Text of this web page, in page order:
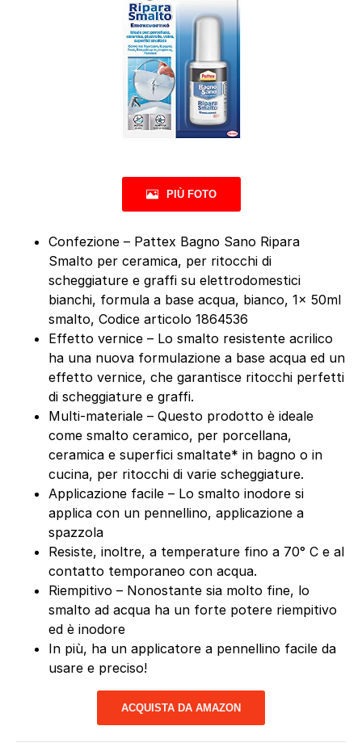
PIÙ FOTO
Confezione – Pattex Bagno Sano Ripara
Smalto per ceramica, per ritocchi di
scheggiature e graffi su elettrodomestici
bianchi, formula a base acqua, bianco, 1x 50ml
smalto, Codice articolo 1864536
Effetto vernice – Lo smalto resistente acrilico
ha una nuova formulazione a base acqua ed un
effetto vernice, che garantisce ritocchi perfetti
di scheggiature e graffi.
Multi-materiale – Questo prodotto è ideale
come smalto ceramico, per porcellana,
ceramica e superfici smaltate* in bagno o in
cucina, per ritocchi di varie scheggiature.
Applicazione facile – Lo smalto inodore si
applica con un pennellino, applicazione a
spazzola
Resiste, inoltre, a temperature fino a 70° C e al
contatto temporaneo con acqua.
Riempitivo – Nonostante sia molto fine, lo
smalto ad acqua ha un forte potere riempitivo
ed è inodore
In più, ha un applicatore a pennellino facile da
usare e preciso!
ACQUISTA DA AMAZON